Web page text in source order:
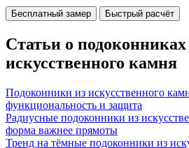
Бесплатный замер Быстрый расчёт
Статьи о подоконниках
искусственного камня
Подоконники из искусственного
функциональность и защита
Радиусные подоконники из
форма важнее прямоты
Тренд на тёмные подоконники из